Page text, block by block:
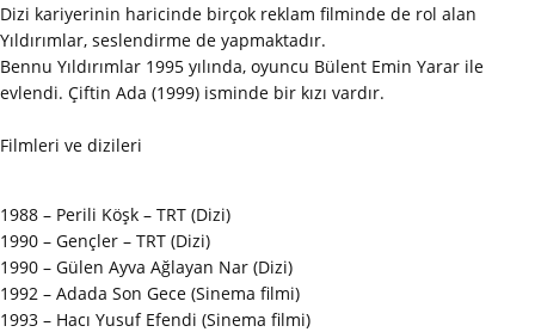
Dizi kariyerinin haricinde birçok reklam filminde de rol alan
Yıldırımlar, seslendirme de yapmaktadır.
Bennu Yıldırımlar 1995 yılında, oyuncu Bülent Emin Yarar ile
evlendi. Çiftin Ada (1999) isminde bir kızı vardır.
Filmleri ve dizileri
1988 – Perili Köşk – TRT (Dizi)
1990 – Gençler – TRT (Dizi)
1990 – Gülen Ayva Ağlayan Nar (Dizi)
1992 – Adada Son Gece (Sinema filmi)
1993 – Hacı Yusuf Efendi (Sinema filmi)